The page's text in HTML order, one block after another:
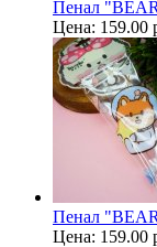
Пенал
Цена: 159.00
Пенал
Цена: 159.00